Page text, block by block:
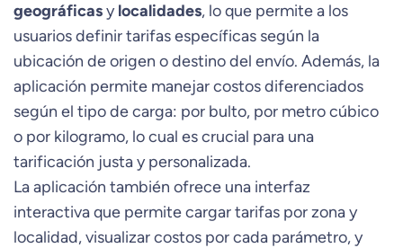
geográficasylocalidades, lo que permite a los
usuarios definir tarifas específicas según la
ubicación de origen o destino del envío. Además, la
aplicación permite manejar costos diferenciados
según el tipo de carga: por bulto, por metro cúbico
o por kilogramo, lo cual es crucial para una
tarificación justa y personalizada.
La aplicación también ofrece una interfaz
interactiva que permite cargar tarifas por zona y
localidad, visualizar costos por cada parámetro, y